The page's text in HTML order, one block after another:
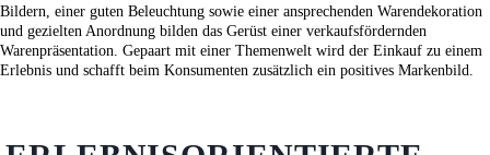
Bildern, einer guten Beleuchtung sowie einer ansprechenden Warendekoration
und gezielten Anordnung bilden das Gerüst einer verkaufsfördernden
Warenpräsentation. Gepaart mit einer Themenwelt wird der Einkauf zu einem
Erlebnis und schafft beim Konsumenten zusätzlich ein positives Markenbild.